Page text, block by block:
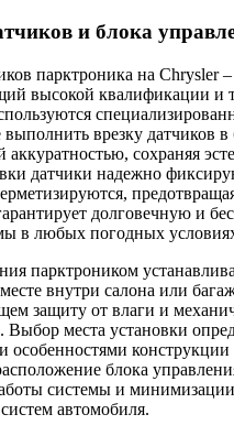
и блока
парктроника на Chrysler
высокой квалификации и
врезку датчиков в
аккуратностью, сохраняя
датчики надежно
долговечную и
в любых погодных
парктроником
внутри салона или
защиту от влаги и
места установки
особенностями конструкции
блока
системы и
автомобиля.